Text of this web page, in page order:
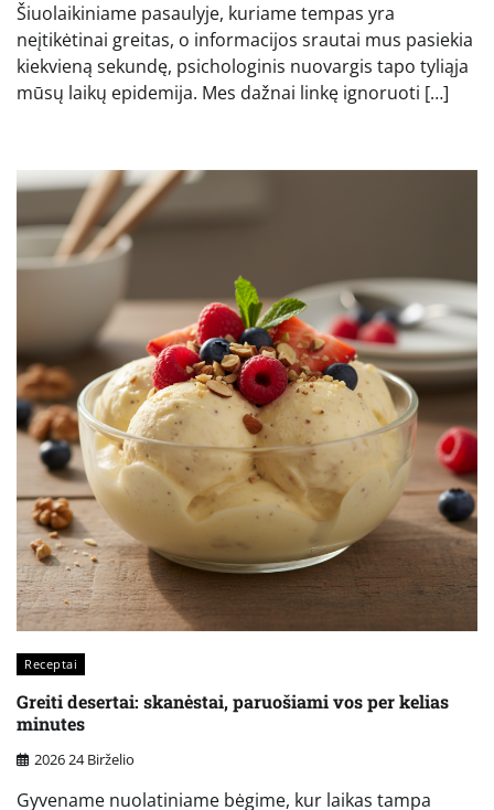
Šiuolaikiniame pasaulyje, kuriame tempas yra
neįtikėtinai greitas, o informacijos srautai mus pasiekia
kiekvieną sekundę, psichologinis nuovargis tapo tyliąja
mūsų laikų epidemija. Mes dažnai linkę ignoruoti […]
Receptai
Greiti desertai: skanėstai, paruošiami vos per kelias
minutes
2026 24 Birželio
Gyvename nuolatiniame bėgime, kur laikas tampa